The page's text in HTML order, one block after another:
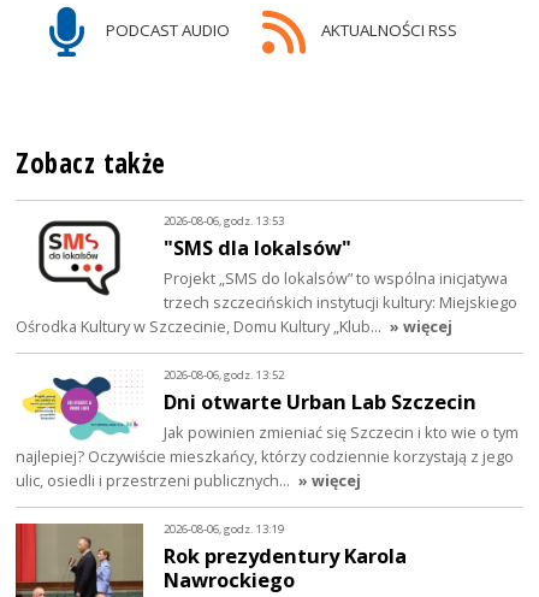
PODCAST AUDIO AKTUALNOŚCI RSS
Zobacz także
2026-08-06, godz. 13:53
"SMS dla lokalsów"
Projekt „SMS do lokalsów” to wspólna inicjatywa
trzech szczecińskich instytucji kultury: Miejskiego
Ośrodka Kultury w Szczecinie, Domu Kultury „Klub… » więcej
2026-08-06, godz. 13:52
Dni otwarte Urban Lab Szczecin
Jak powinien zmieniać się Szczecin i kto wie o tym
najlepiej? Oczywiście mieszkańcy, którzy codziennie korzystają z jego
ulic, osiedli i przestrzeni publicznych… » więcej
2026-08-06, godz. 13:19
Rok prezydentury Karola
Nawrockiego